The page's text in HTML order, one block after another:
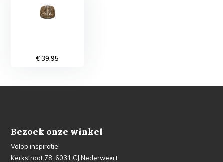
€ 39,95
Bezoek onze winkel
Volop inspiratie!
Kerkstraat 78, 6031 CJ Nederweert